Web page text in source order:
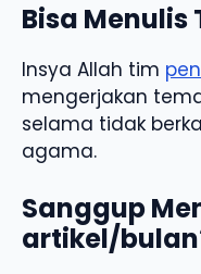
Bisa Menulis
Insya Allah tim
mengerjakan
selama tidak
agama.
Sanggup
artikel/